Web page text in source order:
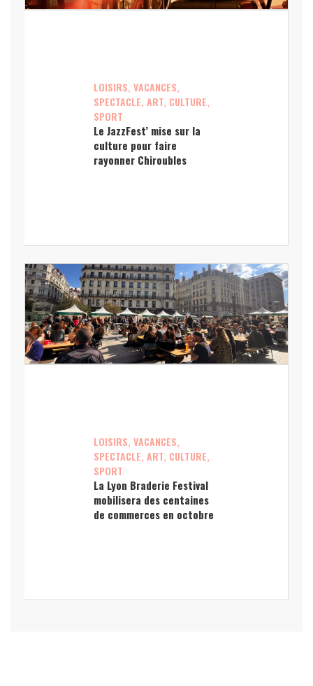
LOISIRS, VACANCES,
SPECTACLE, ART, CULTURE,
SPORT
Le JazzFest’ mise sur la
culture pour faire
rayonner Chiroubles
LOISIRS, VACANCES,
SPECTACLE, ART, CULTURE,
SPORT
La Lyon Braderie Festival
mobilisera des centaines
de commerces en octobre